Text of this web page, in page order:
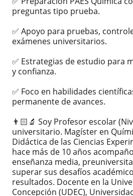
preguntas tipo prueba.
✅ Apoyo para pruebas,
exámenes universitarios.
✅ Estrategias de estudio para
y confianza.
✅ Foco en habilidades
permanente de avances.
👨🏻‍🔬 Soy Profesor escolar
universitario. Magíster en
Didáctica de las Ciencias
hace más de 10 años
enseñanza media,
superar sus desafíos
resultados. Docente en la
Concepción (UDEC),